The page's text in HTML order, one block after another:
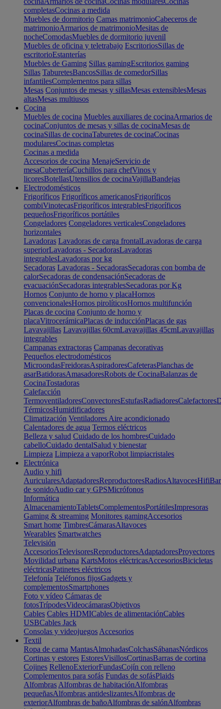
completasCocinas a medida
Muebles de dormitorio Camas matrimonioCabeceros de
matrimonioArmarios de matrimonioMesitas de
nocheComodasMuebles de dormitorio juvenil
Muebles de oficina y teletrabajo EscritoriosSillas de
escritorioEstanterías
Muebles de Gaming Sillas gamingEscritorios gaming
Sillas TaburetesBancosSillas de comedorSillas
infantilesComplementos para sillas
Mesas Conjuntos de mesas y sillasMesas extensiblesMesas
altasMesas multiusos
Cocina
Muebles de cocina Muebles auxiliares de cocinaArmarios de
cocinaConjuntos de mesas y sillas de cocinaMesas de
cocinaSillas de cocinaTaburetes de cocinaCocinas
modularesCocinas completas
Cocinas a medida
Accesorios de cocina MenajeServicio de
mesaCuberteríaCuchillos para chefVinos y
licoresBotellasUtensilios de cocinaVajillaBandejas
Electrodomésticos
Frigoríficos Frigoríficos americanosFrigoríficos
combiVinotecasFrigoríficos integrablesFrigoríficos
pequeñosFrigoríficos portátiles
Congeladores Congeladores verticalesCongeladores
horizontales
Lavadoras Lavadoras de carga frontalLavadoras de carga
superiorLavadoras - SecadorasLavadoras
integrablesLavadoras por kg
Secadoras Lavadoras - SecadorasSecadoras con bomba de
calorSecadoras de condensaciónSecadoras de
evacuaciónSecadoras integrablesSecadoras por Kg
Hornos Conjunto de horno y placaHornos
convencionalesHornos pirolíticosHornos multifunción
Placas de cocina Conjunto de horno y
placaVitrocerámicaPlacas de inducciónPlacas de gas
Lavavajillas Lavavajillas 60cmLavavajillas 45cmLavavajillas
integrables
Campanas extractoras Campanas decorativas
Pequeños electrodomésticos
MicroondasFreidorasAspiradoresCafeterasPlanchas de
asarBatidorasAmasadoresRobots de CocinaBalanzas de
CocinaTostadoras
Calefacción
TermoventiladoresConvectoresEstufasRadiadoresCalefactores
TérmicosHumidificadores
Climatización Ventiladores Aire acondicionado
Calentadores de agua Termos eléctricos
Belleza y salud Cuidado de los hombresCuidado
cabelloCuidado dentalSalud y bienestar
Limpieza Limpieza a vaporRobot limpiacristales
Electrónica
Audio y hifi
AuricularesAdaptadoresReproductoresRadiosAltavocesHifi
de sonidoAudio car y GPSMicrófonos
Informática
AlmacenamientoTabletsComplementosPortátilesImpresoras
Gaming & streaming Monitores gamingAccesorios
Smart home TimbresCámarasAltavoces
Wearables Smartwatches
Televisión
AccesoriosTelevisoresReproductoresAdaptadoresProyectores
Movilidad urbana KartsMotos eléctricasAccesoriosBicicletas
eléctricasPatinetes eléctricos
Telefonía Teléfonos fijosGadgets y
complementosSmartphones
Foto y vídeo Cámaras de
fotosTrípodesVideocámarasObjetivos
Cables Cables HDMICables de alimentaciónCables
USBCables Jack
Consolas y videojuegos Accesorios
Textil
Ropa de cama MantasAlmohadasColchasSábanasNórdicos
Cortinas y estores EstoresVisillosCortinasBarras de cortina
Cojines RellenoExteriorFundasCojín con relleno
Complementos para sofás Fundas de sofásPlaids
Alfombras Alfombras de habitaciónAlfombras
pequeñasAlfombras antideslizantesAlfombras de
exteriorAlfombras de bañoAlfombras de salónAlfombras